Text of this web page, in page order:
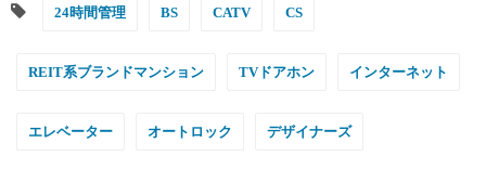
24時間管理 BS CATV CS
REIT系ブランドマンション TVドアホン インターネット
エレベーター オートロック デザイナーズ